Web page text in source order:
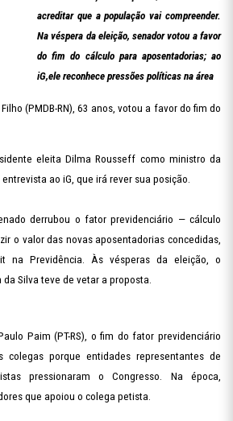
acreditar que a população vai compreender.
Na véspera da eleição, senador votou a favor
do fim do cálculo para aposentadorias; ao
iG,ele reconhece pressões políticas na área
(PMDB-RN), 63 anos, votou a favor do fim do
eleita Dilma Rousseff como ministro da
ao iG, que irá rever sua posição.
derrubou o fator previdenciário — cálculo
o valor das novas aposentadorias concedidas,
na Previdência. Às vésperas da eleição, o
Silva teve de vetar a proposta.
Paim (PT-RS), o fim do fator previdenciário
porque entidades representantes de
pressionaram o Congresso. Na época,
que apoiou o colega petista.